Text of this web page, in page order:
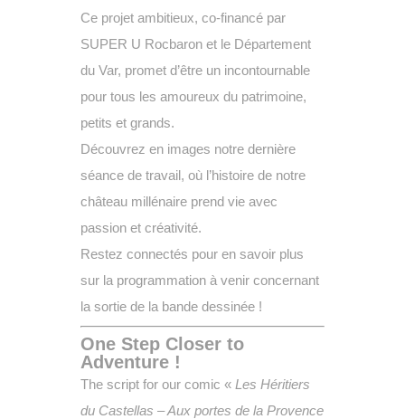
Ce projet ambitieux, co-financé par
SUPER U Rocbaron et le Département
du Var, promet d’être un incontournable
pour tous les amoureux du patrimoine,
petits et grands.
Découvrez en images notre dernière
séance de travail, où l’histoire de notre
château millénaire prend vie avec
passion et créativité.
Restez connectés pour en savoir plus
sur la programmation à venir concernant
la sortie de la bande dessinée !
One Step Closer to
Adventure !
The script for our comic « Les Héritiers
du Castellas – Aux portes de la Provence